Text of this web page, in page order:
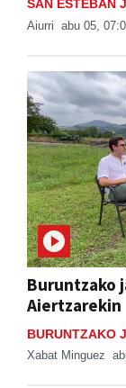
SAN ESTEBAN
Aiurri abu 05,
Buruntzako
Aiertzarekin
BURUNTZAKO
Xabat Minguez